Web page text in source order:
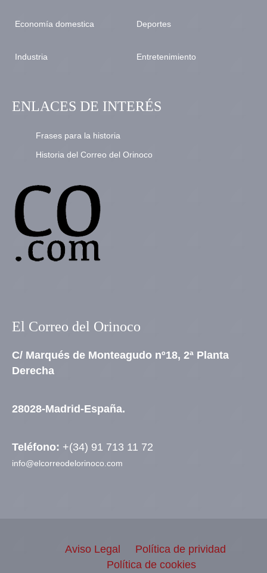
Economía domestica
Industria
Deportes
Entretenimiento
ENLACES DE INTERÉS
Frases para la historia
Historia del Correo del Orinoco
El Correo del Orinoco
C/ Marqués de Monteagudo nº18, 2ª Planta
Derecha
28028-Madrid-España.
Teléfono: +(34) 91 713 11 72
info@elcorreodelorinoco.com
Aviso Legal
Política de prividad
Política de cookies